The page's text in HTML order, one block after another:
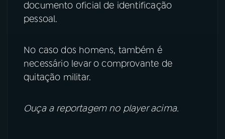
documento oficial de identificação
pessoal.
No caso dos homens, também é
necessário levar o comprovante de
quitação militar.
Ouça a reportagem no player acima.